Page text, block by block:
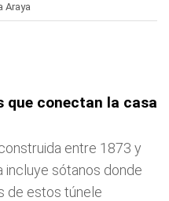
Araya
que conectan la casa
entre 1873 y
incluye sótanos donde
de estos túnele